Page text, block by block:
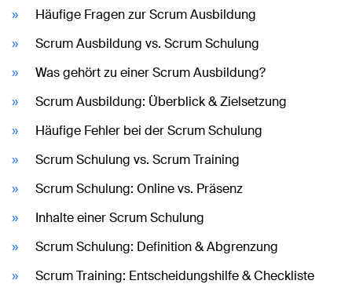
Häufige Fragen zur Scrum Ausbildung
Scrum Ausbildung vs. Scrum Schulung
Was gehört zu einer Scrum Ausbildung?
Scrum Ausbildung: Überblick & Zielsetzung
Häufige Fehler bei der Scrum Schulung
Scrum Schulung vs. Scrum Training
Scrum Schulung: Online vs. Präsenz
Inhalte einer Scrum Schulung
Scrum Schulung: Definition & Abgrenzung
Scrum Training: Entscheidungshilfe & Checkliste